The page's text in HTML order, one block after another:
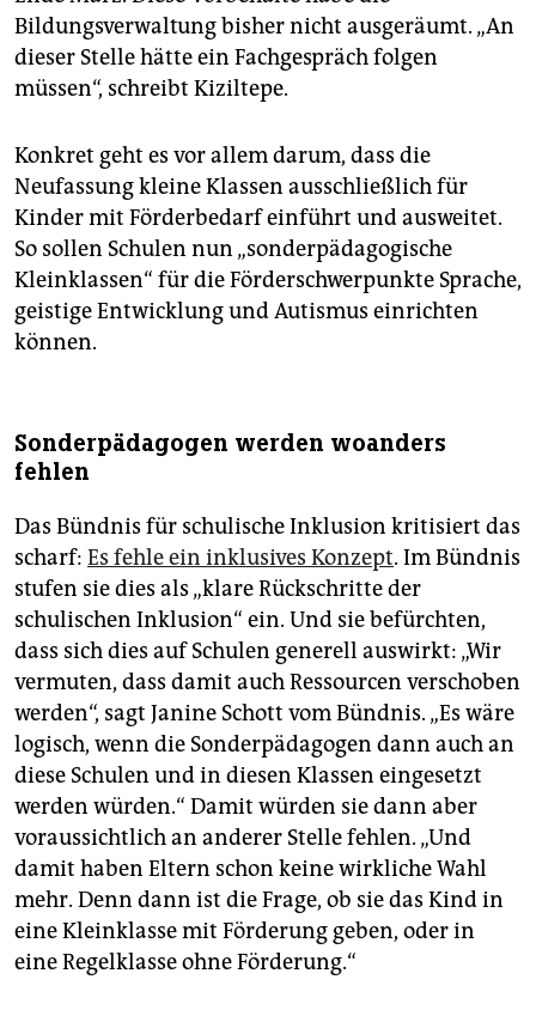
Bildungsverwaltung bisher nicht ausgeräumt. „An
dieser Stelle hätte ein Fachgespräch folgen
müssen“, schreibt Kiziltepe.
Konkret geht es vor allem darum, dass die
Neufassung kleine Klassen ausschließlich für
Kinder mit Förderbedarf einführt und ausweitet.
So sollen Schulen nun „sonderpädagogische
Kleinklassen“ für die Förderschwerpunkte Sprache,
geistige Entwicklung und Autismus einrichten
können.
Sonderpädagogen werden woanders
fehlen
Das Bündnis für schulische Inklusion kritisiert das
scharf: Es fehle ein inklusives Konzept. Im Bündnis
stufen sie dies als „klare Rückschritte der
schulischen Inklusion“ ein. Und sie befürchten,
dass sich dies auf Schulen generell auswirkt: „Wir
vermuten, dass damit auch Ressourcen verschoben
werden“, sagt Janine Schott vom Bündnis. „Es wäre
logisch, wenn die Sonderpädagogen dann auch an
diese Schulen und in diesen Klassen eingesetzt
werden würden.“ Damit würden sie dann aber
voraussichtlich an anderer Stelle fehlen. „Und
damit haben Eltern schon keine wirkliche Wahl
mehr. Denn dann ist die Frage, ob sie das Kind in
eine Kleinklasse mit Förderung geben, oder in
eine Regelklasse ohne Förderung.“